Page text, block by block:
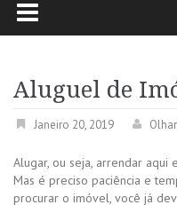
Aluguel de
Janeiro 20, 2019
Alugar, ou seja, arrendar
Mas é preciso paciência e
procurar o imóvel, você já